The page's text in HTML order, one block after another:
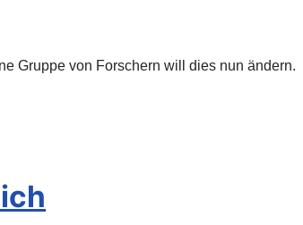
Gruppe von Forschern will dies nun ändern.